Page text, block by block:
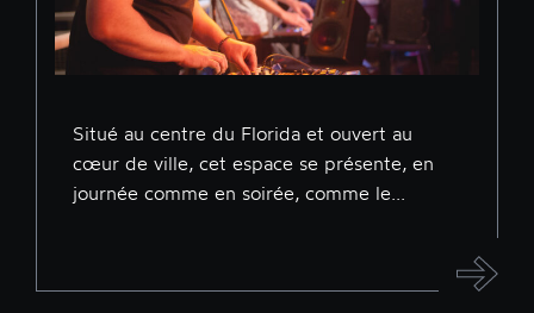
Situé au centre du Florida et ouvert au
cœur de ville, cet espace se présente, en
journée comme en soirée, comme le...